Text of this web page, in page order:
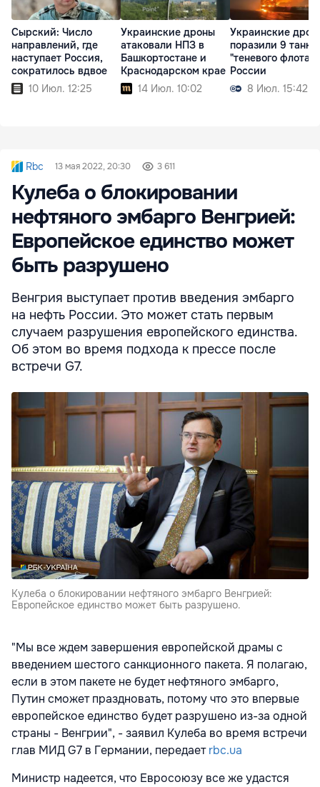
Сырский: Число
направлений, где
наступает Россия,
сократилось вдвое
10 Июл. 12:25
Украинские дроны
атаковали НПЗ в
Башкортостане и
Краснодарском крае
14 Июл. 10:02
Украинские
поразили 9
"теневого флота"
России
8 Июл. 15:42
Rbc 13 мая 2022, 20:30 3 611
Кулеба о блокировании
нефтяного эмбарго Венгрией:
Европейское единство может
быть разрушено
Венгрия выступает против введения эмбарго
на нефть России. Это может стать первым
случаем разрушения европейского единства.
Об этом во время подхода к прессе после
встречи G7.
Кулеба о блокировании нефтяного эмбарго Венгрией:
Европейское единство может быть разрушено.
"Мы все ждем завершения европейской драмы с
введением шестого санкционного пакета. Я полагаю,
если в этом пакете не будет нефтяного эмбарго,
Путин сможет праздновать, потому что это впервые
европейское единство будет разрушено из-за одной
страны - Венгрии", - заявил Кулеба во время встречи
глав МИД G7 в Германии, передаетrbc.ua
Министр надеется, что Евросоюзу все же удастся